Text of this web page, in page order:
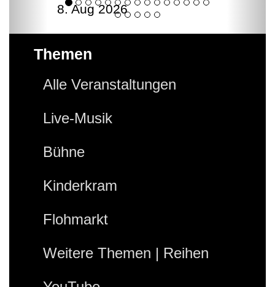
8. Aug 2026
Themen
Alle Veranstaltungen
Live-Musik
Bühne
Kinderkram
Flohmarkt
Weitere Themen | Reihen